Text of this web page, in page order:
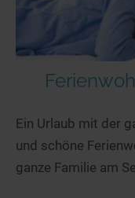
Ein Urlaub mit der
und schöne
ganze Familie am